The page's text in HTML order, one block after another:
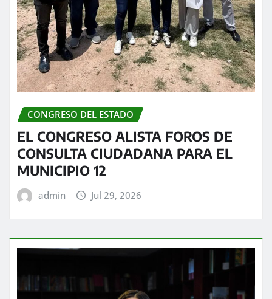
CONGRESO DEL ESTADO
EL CONGRESO ALISTA FOROS DE
CONSULTA CIUDADANA PARA EL
MUNICIPIO 12
admin Jul 29, 2026